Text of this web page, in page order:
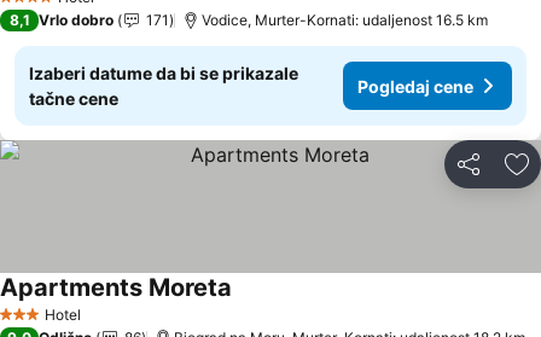
4 Zvezdice
8,1 Vrlo dobro 171 Vodice, Murter-Kornati: udaljenost 16.5 km
Izaberi datume da bi se prikazale
tačne cene
Pogledaj cene
Deli
3 Zvezdice
Hotel
Apartments Moreta